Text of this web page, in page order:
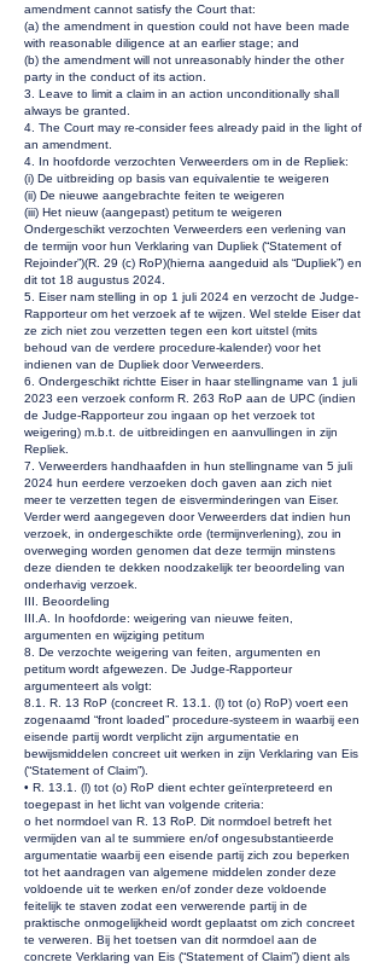
amendment cannot satisfy the Court that:
(a) the amendment in question could not have been made
with reasonable diligence at an earlier stage; and
(b) the amendment will not unreasonably hinder the other
party in the conduct of its action.
3. Leave to limit a claim in an action unconditionally shall
always be granted.
4. The Court may re-consider fees already paid in the light of
an amendment.
4. In hoofdorde verzochten Verweerders om in de Repliek:
(i) De uitbreiding op basis van equivalentie te weigeren
(ii) De nieuwe aangebrachte feiten te weigeren
(iii) Het nieuw (aangepast) petitum te weigeren
Ondergeschikt verzochten Verweerders een verlening van
de termijn voor hun Verklaring van Dupliek (“Statement of
Rejoinder”)(R. 29 (c) RoP)(hierna aangeduid als “Dupliek”) en
dit tot 18 augustus 2024.
5. Eiser nam stelling in op 1 juli 2024 en verzocht de Judge-
Rapporteur om het verzoek af te wijzen. Wel stelde Eiser dat
ze zich niet zou verzetten tegen een kort uitstel (mits
behoud van de verdere procedure-kalender) voor het
indienen van de Dupliek door Verweerders.
6. Ondergeschikt richtte Eiser in haar stellingname van 1 juli
2023 een verzoek conform R. 263 RoP aan de UPC (indien
de Judge-Rapporteur zou ingaan op het verzoek tot
weigering) m.b.t. de uitbreidingen en aanvullingen in zijn
Repliek.
7. Verweerders handhaafden in hun stellingname van 5 juli
2024 hun eerdere verzoeken doch gaven aan zich niet
meer te verzetten tegen de eisverminderingen van Eiser.
Verder werd aangegeven door Verweerders dat indien hun
verzoek, in ondergeschikte orde (termijnverlening), zou in
overweging worden genomen dat deze termijn minstens
deze dienden te dekken noodzakelijk ter beoordeling van
onderhavig verzoek.
III. Beoordeling
III.A. In hoofdorde: weigering van nieuwe feiten,
argumenten en wijziging petitum
8. De verzochte weigering van feiten, argumenten en
petitum wordt afgewezen. De Judge-Rapporteur
argumenteert als volgt:
8.1. R. 13 RoP (concreet R. 13.1. (l) tot (o) RoP) voert een
zogenaamd “front loaded” procedure-systeem in waarbij een
eisende partij wordt verplicht zijn argumentatie en
bewijsmiddelen concreet uit werken in zijn Verklaring van Eis
(“Statement of Claim”).
• R. 13.1. (l) tot (o) RoP dient echter geïnterpreteerd en
toegepast in het licht van volgende criteria:
o het normdoel van R. 13 RoP. Dit normdoel betreft het
vermijden van al te summiere en/of ongesubstantieerde
argumentatie waarbij een eisende partij zich zou beperken
tot het aandragen van algemene middelen zonder deze
voldoende uit te werken en/of zonder deze voldoende
feitelijk te staven zodat een verwerende partij in de
praktische onmogelijkheid wordt geplaatst om zich concreet
te verweren. Bij het toetsen van dit normdoel aan de
concrete Verklaring van Eis (“Statement of Claim”) dient als